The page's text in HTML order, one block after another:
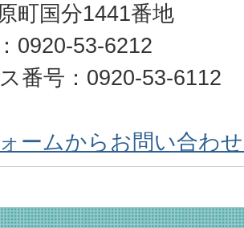
町国分1441番地
0920-53-6212
番号：0920-53-6112
ームからお問い合わ